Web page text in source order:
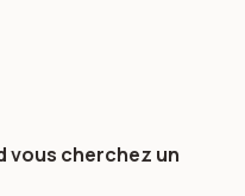
vous cherchez un